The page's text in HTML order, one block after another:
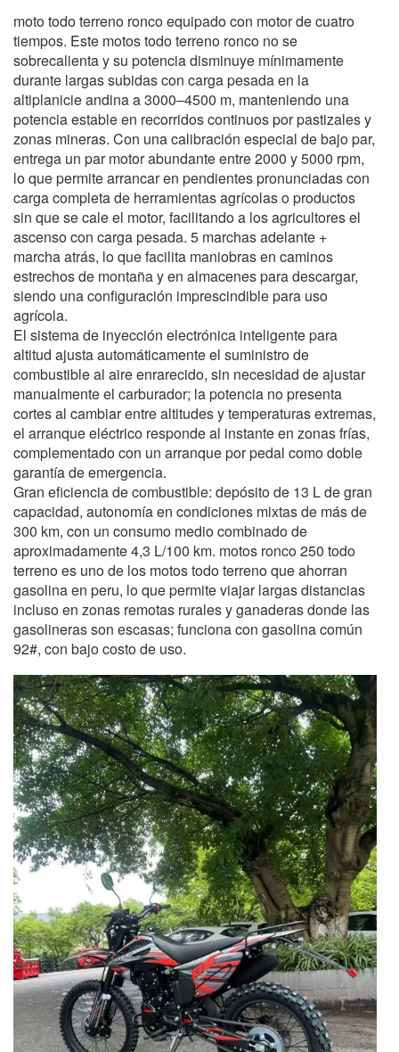
moto todo terreno ronco equipado con motor de cuatro
tiempos. Este motos todo terreno ronco no se
sobrecalienta y su potencia disminuye mínimamente
durante largas subidas con carga pesada en la
altiplanicie andina a 3000–4500 m, manteniendo una
potencia estable en recorridos continuos por pastizales y
zonas mineras. Con una calibración especial de bajo par,
entrega un par motor abundante entre 2000 y 5000 rpm,
lo que permite arrancar en pendientes pronunciadas con
carga completa de herramientas agrícolas o productos
sin que se cale el motor, facilitando a los agricultores el
ascenso con carga pesada. 5 marchas adelante +
marcha atrás, lo que facilita maniobras en caminos
estrechos de montaña y en almacenes para descargar,
siendo una configuración imprescindible para uso
agrícola.
El sistema de inyección electrónica inteligente para
altitud ajusta automáticamente el suministro de
combustible al aire enrarecido, sin necesidad de ajustar
manualmente el carburador; la potencia no presenta
cortes al cambiar entre altitudes y temperaturas extremas,
el arranque eléctrico responde al instante en zonas frías,
complementado con un arranque por pedal como doble
garantía de emergencia.
Gran eficiencia de combustible: depósito de 13 L de gran
capacidad, autonomía en condiciones mixtas de más de
300 km, con un consumo medio combinado de
aproximadamente 4,3 L/100 km. motos ronco 250 todo
terreno es uno de los motos todo terreno que ahorran
gasolina en peru, lo que permite viajar largas distancias
incluso en zonas remotas rurales y ganaderas donde las
gasolineras son escasas; funciona con gasolina común
92#, con bajo costo de uso.